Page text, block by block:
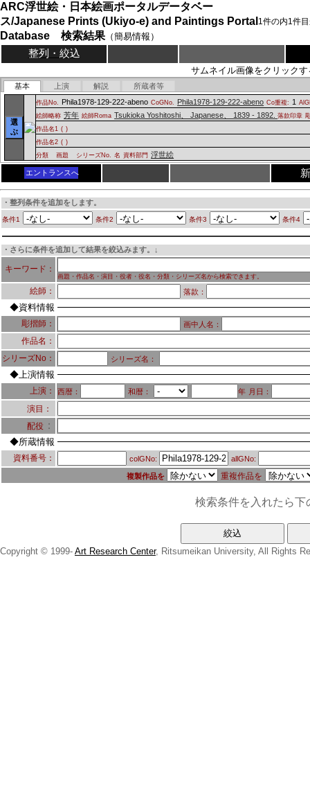
ARC浮世絵・日本絵画ポータルデータベー
ス/Japanese Prints (Ukiyo-e) and Paintings Portal
Database 検索結果（簡易情報）
1件の内1件
整列・絞込
サムネイル画像をクリック
基本 上演 解説 所蔵者等
選
ぶ
作品No. Phila1978-129-222-abeno CoGNo. Phila1978-129-222-abeno Co重複: 1
絵師略称 芳年 絵師Roma Tsukioka Yoshitoshi、 Japanese、 1839 - 1892.落款印章
作品名1
( )
作品名2 ( )
分類
画題 シリーズNo. 名 資料部門 浮世絵
エントランスへ
・整列条件を追加をします。
条件1 条件2 条件3 条件4
・さらに条件を追加して結果を絞込みます。↓
キーワード：
画題・作品名・演目・役者・役名・分類・シリーズ名から検索できます。
絵師： 落款：
◆資料情報
彫摺師： 画中人名：
作品名：
シリーズNo：
シリーズ名：
◆上演情報
上演： 西暦： 和暦： 年 月日：
演目：
配役 ：
◆所蔵情報
資料番号： colGNo: allGNo:
複製作品を 重複作品を
検索条件を入れたら
Copyright © 1999- Art Research Center, Ritsumeikan University, All Rights